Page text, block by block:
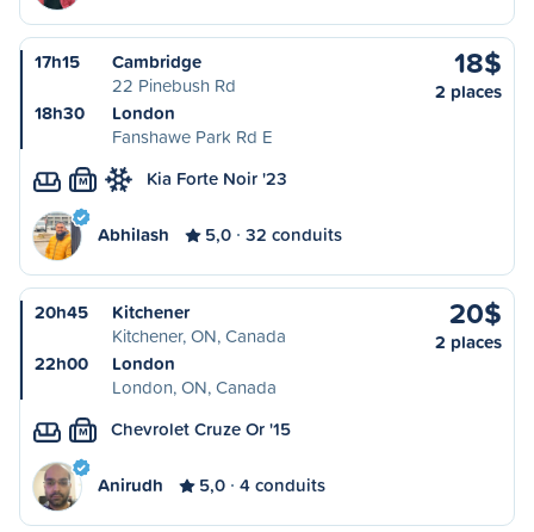
17h15
Cambridge
22 Pinebush Rd
18h30
London
Fanshawe Park Rd E
18$
2 places
M Kia Forte Noir '23
Abhilash 5,0 32 conduits
20h45
Kitchener
Kitchener, ON, Canada
22h00
London
London, ON, Canada
20$
2 places
M Chevrolet Cruze Or '15
Anirudh 5,0 4 conduits